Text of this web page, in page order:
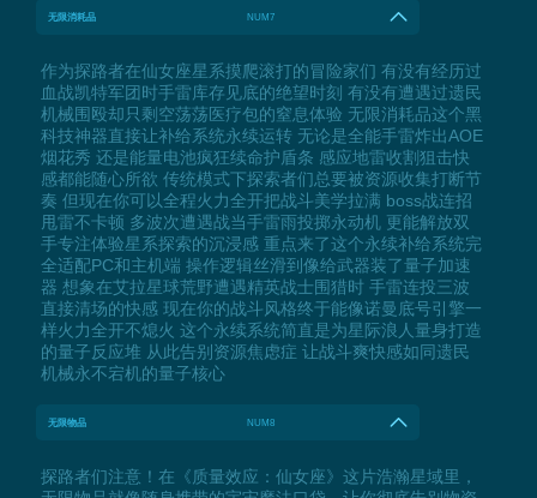
无限消耗品 NUM7
作为探路者在仙女座星系摸爬滚打的冒险家们 有没有经历过
血战凯特军团时手雷库存见底的绝望时刻 有没有遭遇过遗民
机械围殴却只剩空荡荡医疗包的窒息体验 无限消耗品这个黑
科技神器直接让补给系统永续运转 无论是全能手雷炸出AOE
烟花秀 还是能量电池疯狂续命护盾条 感应地雷收割狙击快
感都能随心所欲 传统模式下探索者们总要被资源收集打断节
奏 但现在你可以全程火力全开把战斗美学拉满 boss战连招
甩雷不卡顿 多波次遭遇战当手雷雨投掷永动机 更能解放双
手专注体验星系探索的沉浸感 重点来了这个永续补给系统完
全适配PC和主机端 操作逻辑丝滑到像给武器装了量子加速
器 想象在艾拉星球荒野遭遇精英战士围猎时 手雷连投三波
直接清场的快感 现在你的战斗风格终于能像诺曼底号引擎一
样火力全开不熄火 这个永续系统简直是为星际浪人量身打造
的量子反应堆 从此告别资源焦虑症 让战斗爽快感如同遗民
机械永不宕机的量子核心
无限物品 NUM8
探路者们注意！在《质量效应：仙女座》这片浩瀚星域里，